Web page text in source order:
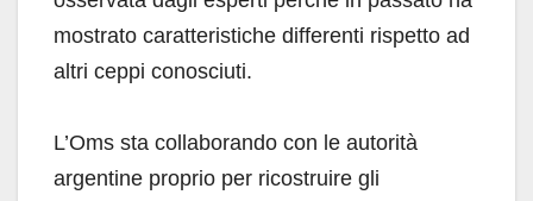
mostrato caratteristiche differenti rispetto ad
altri ceppi conosciuti.
L’Oms sta collaborando con le autorità
argentine proprio per ricostruire gli